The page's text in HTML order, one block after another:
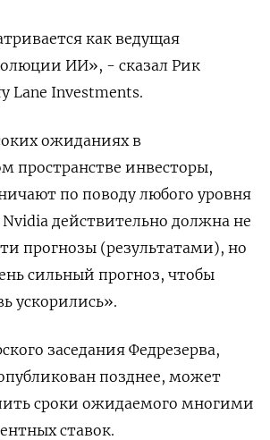
как ведущая
ИИ», - сказал Рик
Lane Investments.
ожиданиях в
пространстве инвесторы,
по поводу любого уровня
действительно должна не
прогнозы (результатами), но
сильный прогноз, чтобы
ускорились».
заседания Федрезерва,
позднее, может
сроки ожидаемого многими
ставок.